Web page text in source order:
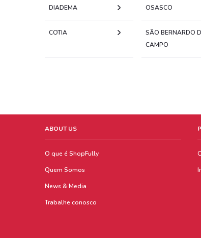
DIADEMA OSASCO
COTIA
SÃO BERNARDO
CAMPO
ABOUT US
O que é ShopFully
Quem Somos
News & Media
Trabalhe conosco